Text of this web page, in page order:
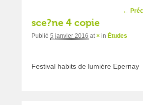
←
sce?ne 4 copie
Publié 5 janvier 2016 at× in Études
Festival habits de lumière Epernay